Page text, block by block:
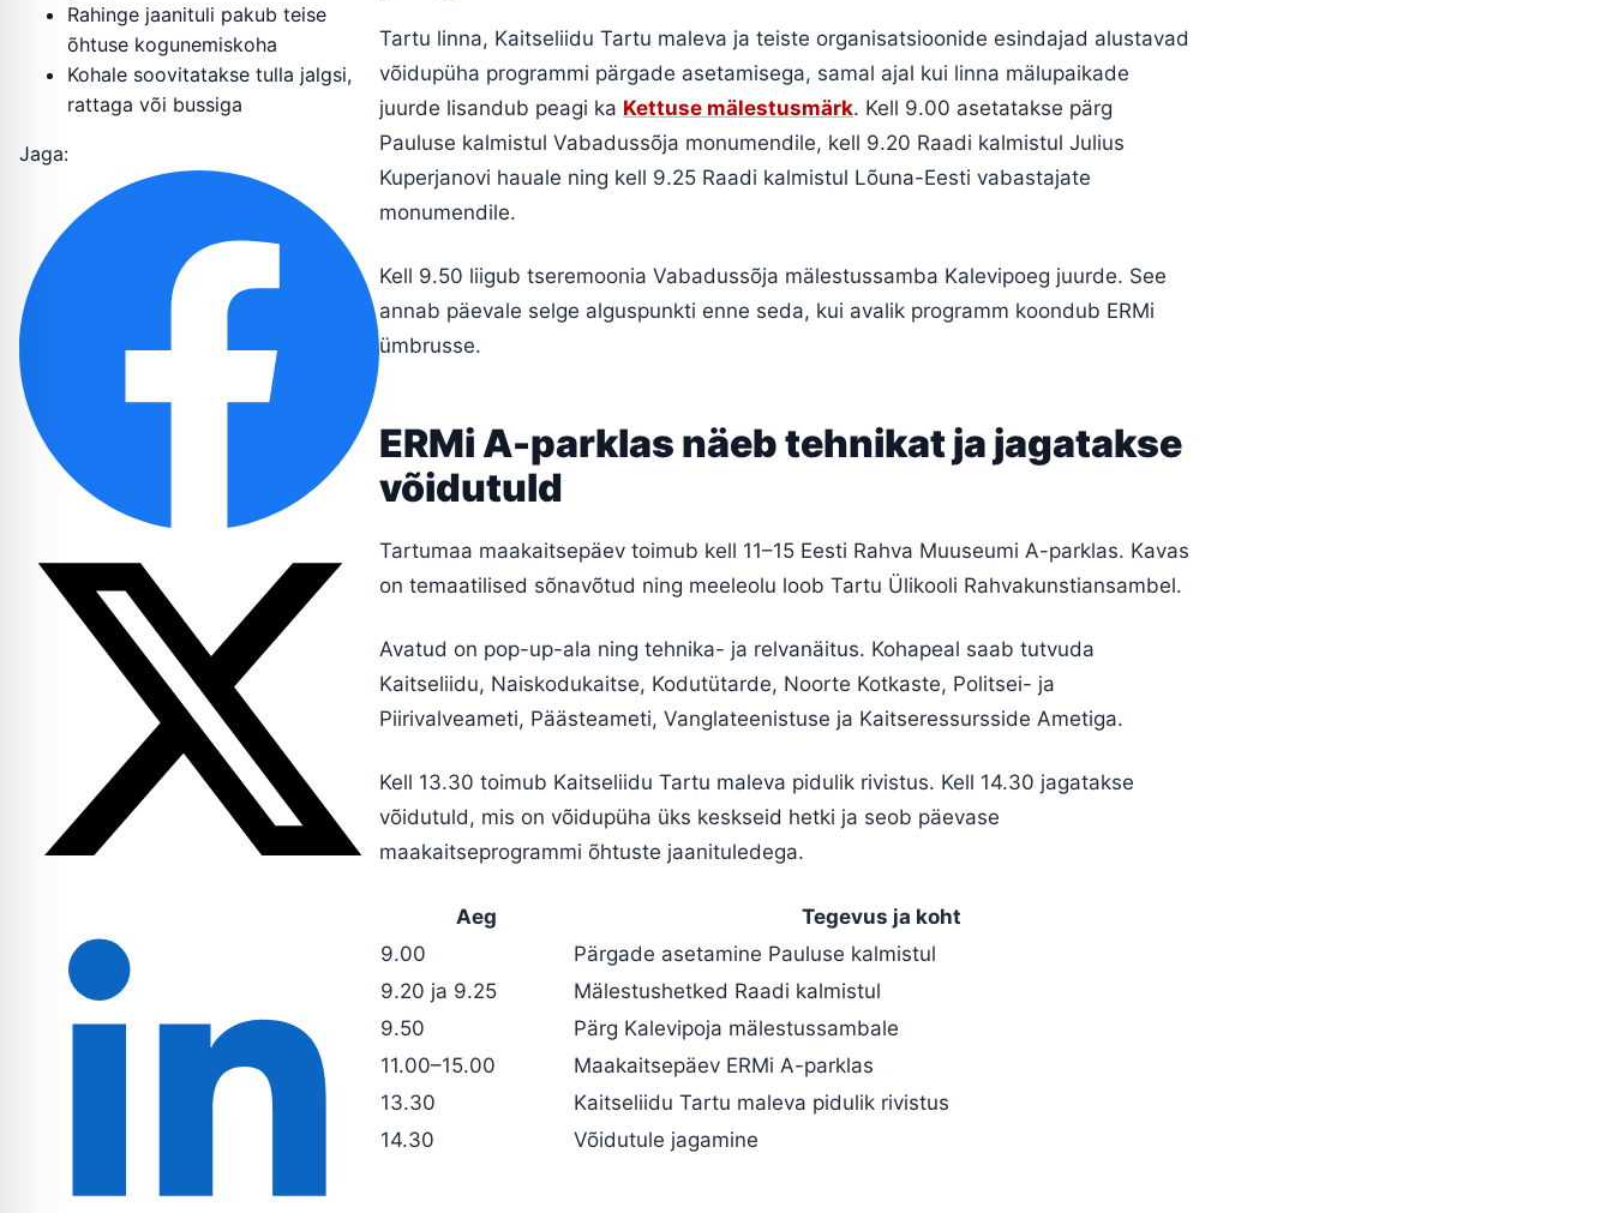
Rahinge jaanituli pakub teise
õhtuse kogunemiskoha
Kohale soovitatakse tulla jalgsi,
rattaga või bussiga
Jaga:
Tartu linna, Kaitseliidu Tartu maleva ja teiste organisatsioonide esindajad alustavad
võidupüha programmi pärgade asetamisega, samal ajal kui linna mälupaikade
juurde lisandub peagi ka Kettuse mälestusmärk. Kell 9.00 asetatakse pärg
Pauluse kalmistul Vabadussõja monumendile, kell 9.20 Raadi kalmistul Julius
Kuperjanovi hauale ning kell 9.25 Raadi kalmistul Lõuna-Eesti vabastajate
monumendile.
Kell 9.50 liigub tseremoonia Vabadussõja mälestussamba Kalevipoeg juurde. See
annab päevale selge alguspunkti enne seda, kui avalik programm koondub ERMi
ümbrusse.
ERMi A-parklas näeb tehnikat ja jagatakse
võidutuld
Tartumaa maakaitsepäev toimub kell 11–15 Eesti Rahva Muuseumi A-parklas. Kavas
on temaatilised sõnavõtud ning meeleolu loob Tartu Ülikooli Rahvakunstiansambel.
Avatud on pop-up-ala ning tehnika- ja relvanäitus. Kohapeal saab tutvuda
Kaitseliidu, Naiskodukaitse, Kodutütarde, Noorte Kotkaste, Politsei- ja
Piirivalveameti, Päästeameti, Vanglateenistuse ja Kaitseressursside Ametiga.
Kell 13.30 toimub Kaitseliidu Tartu maleva pidulik rivistus. Kell 14.30 jagatakse
võidutuld, mis on võidupüha üks keskseid hetki ja seob päevase
maakaitseprogrammi õhtuste jaanituledega.
Aeg
Tegevus ja koht
9.00
Pärgade asetamine Pauluse kalmistul
9.20 ja 9.25
Mälestushetked Raadi kalmistul
9.50
Pärg Kalevipoja mälestussambale
11.00–15.00
Maakaitsepäev ERMi A-parklas
13.30
Kaitseliidu Tartu maleva pidulik rivistus
14.30
Võidutule jagamine